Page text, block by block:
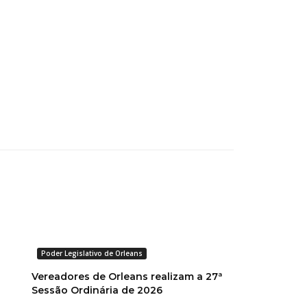
Poder Legislativo de Orleans
Vereadores de Orleans realizam a 27ª
Sessão Ordinária de 2026